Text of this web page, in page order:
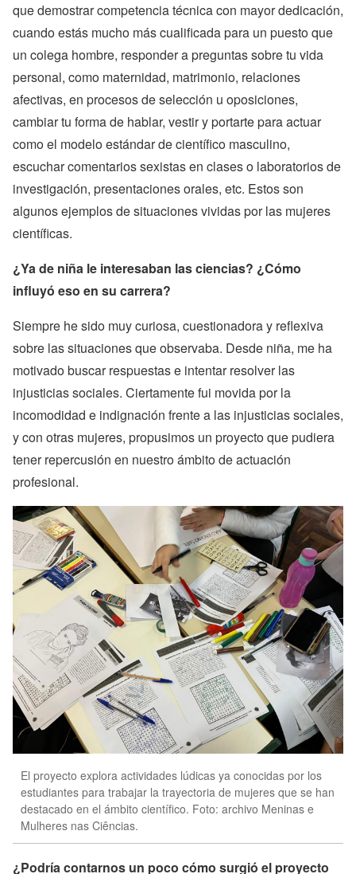
que demostrar competencia técnica con mayor dedicación,
cuando estás mucho más cualificada para un puesto que
un colega hombre, responder a preguntas sobre tu vida
personal, como maternidad, matrimonio, relaciones
afectivas, en procesos de selección u oposiciones,
cambiar tu forma de hablar, vestir y portarte para actuar
como el modelo estándar de científico masculino,
escuchar comentarios sexistas en clases o laboratorios de
investigación, presentaciones orales, etc. Estos son
algunos ejemplos de situaciones vividas por las mujeres
científicas.
¿Ya de niña le interesaban las ciencias? ¿Cómo
influyó eso en su carrera?
Siempre he sido muy curiosa, cuestionadora y reflexiva
sobre las situaciones que observaba. Desde niña, me ha
motivado buscar respuestas e intentar resolver las
injusticias sociales. Ciertamente fui movida por la
incomodidad e indignación frente a las injusticias sociales,
y con otras mujeres, propusimos un proyecto que pudiera
tener repercusión en nuestro ámbito de actuación
profesional.
El proyecto explora actividades lúdicas ya conocidas por los
estudiantes para trabajar la trayectoria de mujeres que se han
destacado en el ámbito científico. Foto: archivo Meninas e
Mulheres nas Ciências.
¿Podría contarnos un poco cómo surgió el proyecto